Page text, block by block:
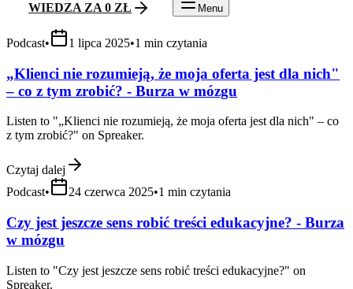
WIEDZA ZA 0 ZŁ Menu
Podcast• 1 lipca 2025•1 min czytania
„Klienci nie rozumieją, że moja oferta jest dla nich"
– co z tym zrobić? - Burza w mózgu
Listen to "„Klienci nie rozumieją, że moja oferta jest dla nich" – co
z tym zrobić?" on Spreaker.
Czytaj dalej
Podcast• 24 czerwca 2025•1 min czytania
Czy jest jeszcze sens robić treści edukacyjne? - Burza
w mózgu
Listen to "Czy jest jeszcze sens robić treści edukacyjne?" on
Spreaker.